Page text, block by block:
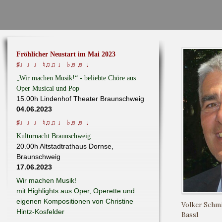
Volker
Bass1
Fröhlicher Neustart im Mai 2023
♯♩♩♩ ♮♫♫ ♩ ♭♬♬ ♩
„Wir machen Musik!“ - beliebte Chöre aus
Oper Musical und Pop
15.00h Lindenhof Theater Braunschweig
04.06.2023
♯♩♩♩ ♮♫♫ ♩ ♭♬♬ ♩
Kulturnacht Braunschweig
20.00h Altstadtrathaus Dornse,
Braunschweig
17.06.2023
Wir machen Musik!
mit Highlights aus Oper, Operette und
eigenen Kompositionen von Christine
Hintz-Kosfelder